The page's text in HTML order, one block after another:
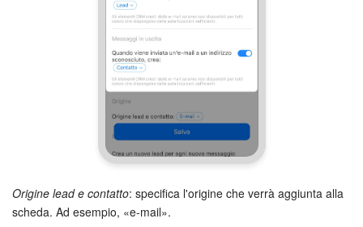
Origine lead e contatto: specifica l'origine che verrà aggiunta alla
scheda. Ad esempio, «e-mail».